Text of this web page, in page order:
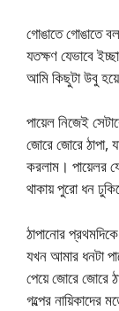
গোঙাতে গোঙাতে
যতক্ষণ যেভাবে
আমি কিছুটা উবু
পায়েল নিজেই
জোরে জোরে ঠাপা,
করলাম। পায়েলর
থাকায় পুরো ধন
ঠাপানোর
যখন আমার ধনটা
পেয়ে জোরে জোরে
গল্পের